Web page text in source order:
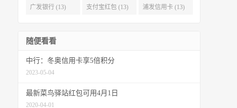
广发银行 (13) 支付宝红包 (13) 浦发信用卡 (13)
随便看看
中行：冬奥信用卡享5倍积分
2023-05-04
最新菜鸟驿站红包可用4月1日
2020-04-01